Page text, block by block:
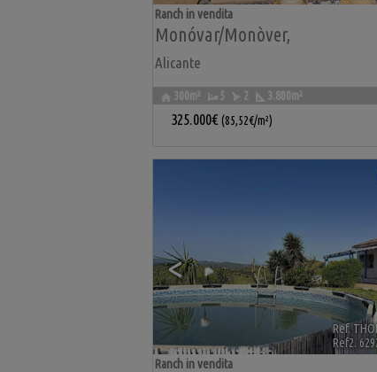
Monóvar/Monòver,
Alicante
Ranch in vendita
300m² 5 2 3.800m²
325.000€ (85,52€/m²)
<
Ref.
Ref2.
Ranch in vendita